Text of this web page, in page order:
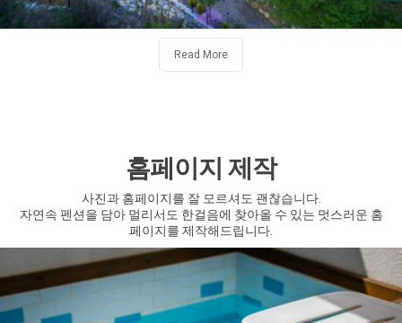
Read More
홈페이지 제작
사진과 홈페이지를 잘 모르셔도 괜찮습니다.
자연속 펜션을 담아 멀리서도 한걸음에 찾아올 수 있는 멋스러운 홈
페이지를 제작해드립니다.